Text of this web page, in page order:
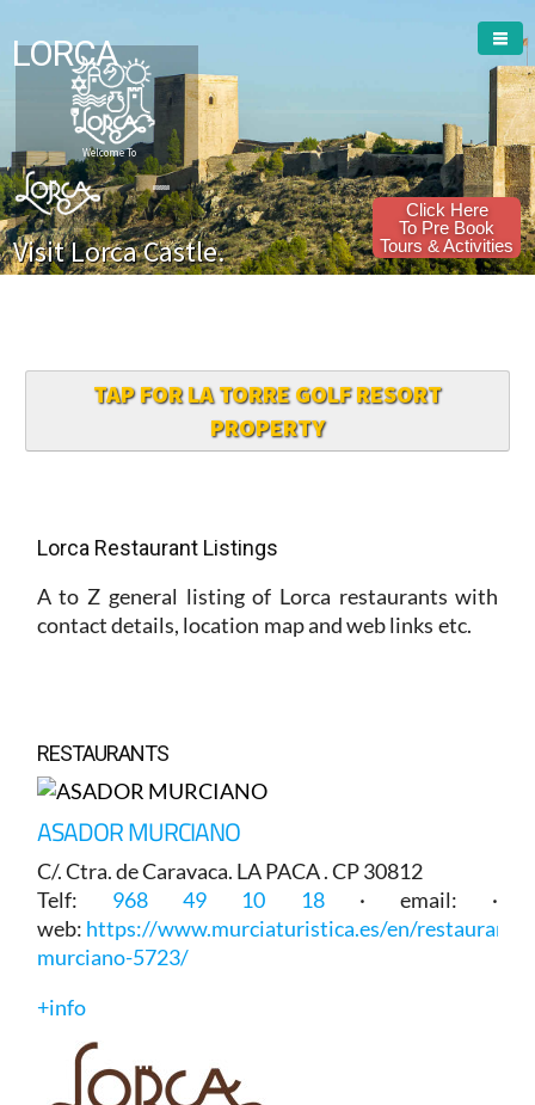
LORCA
TAP FOR LA TORRE GOLF RESORT
PROPERTY
Lorca Restaurant Listings
A to Z general listing of Lorca restaurants with
contact details, location map and web links etc.
RESTAURANTS
ASADOR MURCIANO
C/. Ctra. de Caravaca. LA PACA . CP 30812
Telf: 968 49 10 18· email: ·
web: https://www.murciaturistica.es/en/restaurant/
murciano-5723/
+info